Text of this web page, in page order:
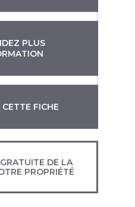
PLUS
FICHE
DE LA
PROPRIÉTÉ